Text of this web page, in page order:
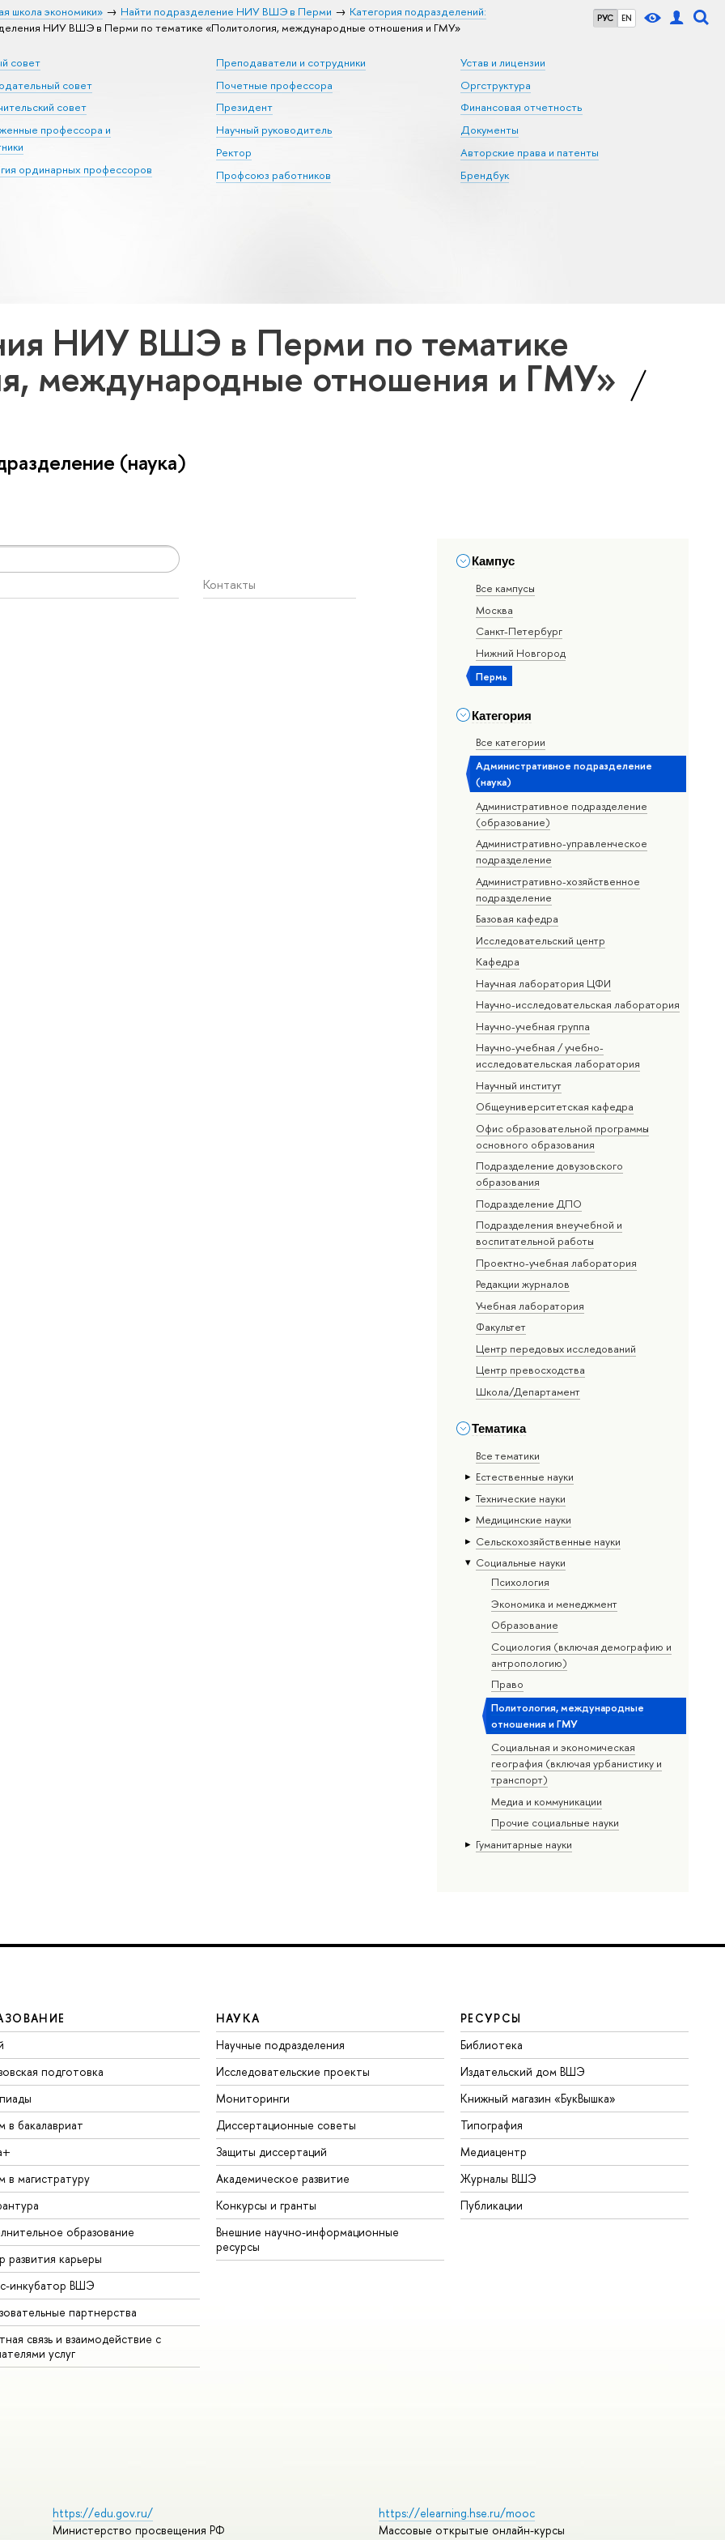
РУС EN
школа экономики» Найти подразделение НИУ ВШЭ в Перми
Категория подразделений:
НИУ ВШЭ в Перми по тематике «Политология, международные отношения и ГМУ»
совет
совет
совет
профессора и
ординарных профессоров
Преподаватели и сотрудники
Почетные профессора
Президент
Научный руководитель
Ректор
Профсоюз работников
Устав и лицензии
Оргструктура
Финансовая отчетность
Документы
Авторские права и патенты
Брендбук
НИУ ВШЭ в Перми по тематике
международные отношения и ГМУ»
(наука)
Кампус
Все кампусы
Москва
Санкт-Петербург
Нижний Новгород
Пермь
Категория
Все категории
Административное подразделение
(наука)
Административное подразделение
(образование)
Административно-управленческое
подразделение
Административно-хозяйственное
подразделение
Базовая кафедра
Исследовательский центр
Кафедра
Научная лаборатория ЦФИ
Научно-исследовательская лаборатория
Научно-учебная группа
Научно-учебная / учебно-
исследовательская лаборатория
Научный институт
Общеуниверситетская кафедра
Офис образовательной программы
основного образования
Подразделение довузовского
образования
Подразделение ДПО
Подразделения внеучебной и
воспитательной работы
Проектно-учебная лаборатория
Редакции журналов
Учебная лаборатория
Факультет
Центр передовых исследований
Центр превосходства
Школа/Департамент
Тематика
Все тематики
Естественные науки
Тех­ничес­кие науки
Медицинские науки
Сельскохозяйственные науки
Социальные науки
Психология
Экономика и менеджмент
Образование
Социология (включая демографию и
антропологию)
Право
Политология, международные
отношения и ГМУ
Социальная и экономическая
география (включая урбанистику и
транспорт)
Медиа и коммуникации
Прочие социальные науки
Гуманитарные науки
Контакты
подготовка
в бакалавриат
в магистратуру
образование
развития карьеры
инкубатор ВШЭ
партнерства
связь и взаимодействие с
услуг
НАУКА
Научные подразделения
Исследовательские проекты
Мониторинги
Диссертационные советы
Защиты диссертаций
Академическое развитие
Конкурсы и гранты
Внешние научно-информационные
ресурсы
РЕСУРСЫ
Библиотека
Издательский дом ВШЭ
Книжный магазин «БукВышка»
Типография
Медиацентр
Журналы ВШЭ
Публикации
https://edu.gov.ru/
Министерство просвещения РФ
https://elearning.hse.ru/mooc
Массовые открытые онлайн-курсы